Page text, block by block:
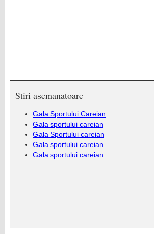
Stiri asemanatoare
Gala Sportului Careian
Gala sportului careian
Gala Sportului careian
Gala sportului careian
Gala sportului careian